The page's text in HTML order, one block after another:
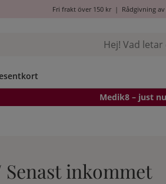
Fri frakt över 150 kr| Rådgivning
Medik8 – just
inkommet